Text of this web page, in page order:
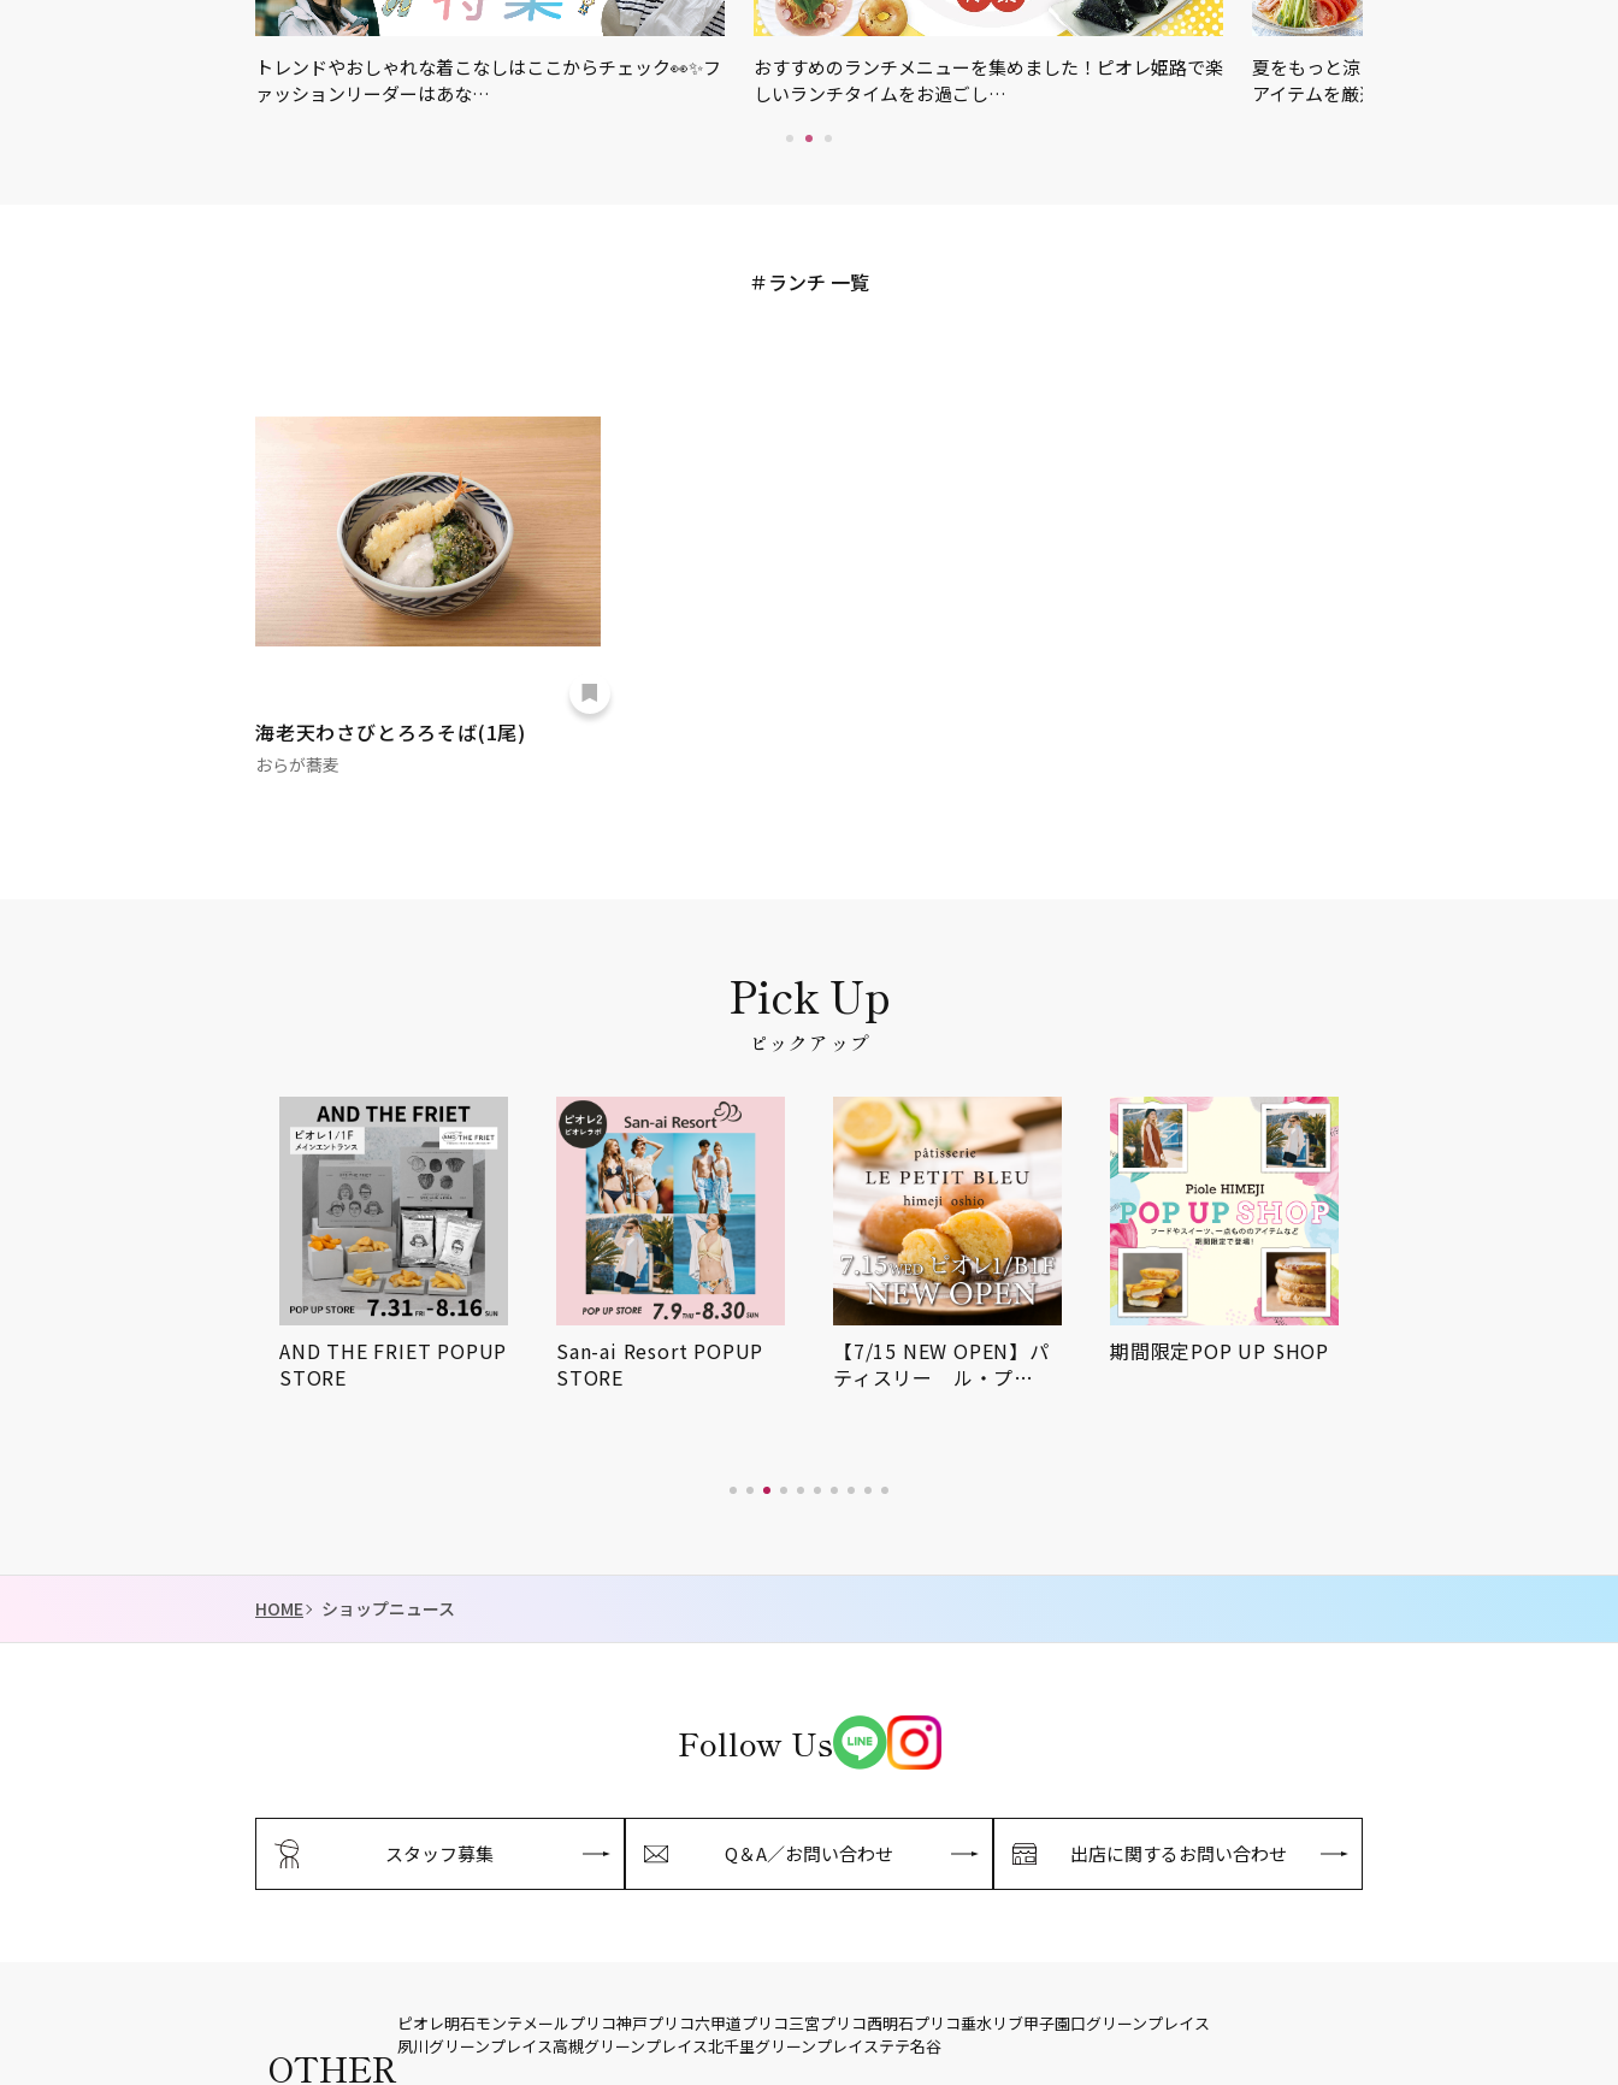
トレンドやおしゃれな着こなしはここからチェック👀✨フ
ァッションリーダーはあな…
おすすめのランチメニューを集めました！ピオレ姫路で楽
しいランチタイムをお過ごし…
夏をもっと涼しく、もっと快適に！暑さ対
アイテムを厳選しました♪＼…
ランチ 一覧
海老天わさびとろろそば(1尾)
おらが蕎麦
ピックアップ
AND THE FRIET POPUP
STORE
San-ai Resort POPUP
STORE
【7/15 NEW OPEN】パ
ティスリー ル・プ…
期間限定POP UP SHOP
HOME ショップニュース
Follow Us
スタッフ募集 Q＆A／お問い合わせ 出店に関するお問い合わせ
OTHER
ピオレ明石モンテメールプリコ神戸プリコ六甲道プリコ三宮プリコ西明石プリコ垂水リブ甲子園口グリーンプレイス
夙川グリーンプレイス高槻グリーンプレイス北千里グリーンプレイステテ名谷